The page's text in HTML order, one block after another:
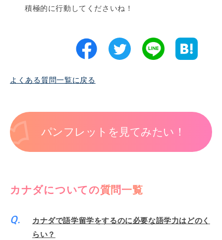
積極的に行動してくださいね！
よくある質問一覧に戻る
パンフレットを見てみたい！
カナダについての質問一覧
カナダで語学留学をするのに必要な語学力はどのく
らい？